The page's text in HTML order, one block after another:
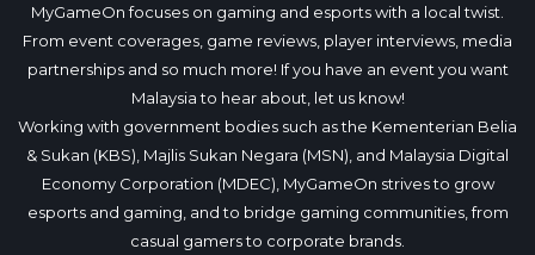
MyGameOn focuses on gaming and esports with a local twist.
From event coverages, game reviews, player interviews, media
partnerships and so much more! If you have an event you want
Malaysia to hear about, let us know!
Working with government bodies such as the Kementerian Belia
& Sukan (KBS), Majlis Sukan Negara (MSN), and Malaysia Digital
Economy Corporation (MDEC), MyGameOn strives to grow
esports and gaming, and to bridge gaming communities, from
casual gamers to corporate brands.